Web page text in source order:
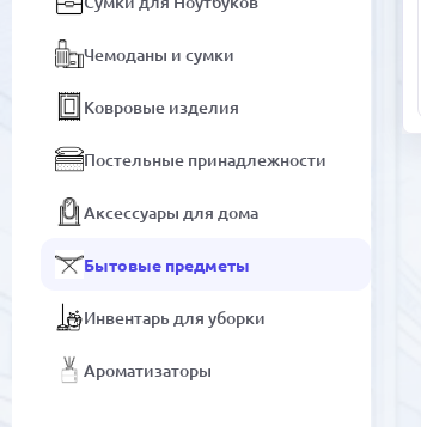
Чемоданы и сумки
Ковровые изделия
Постельные принадлежности
Аксессуары для дома
Бытовые предметы
Инвентарь для уборки
Ароматизаторы